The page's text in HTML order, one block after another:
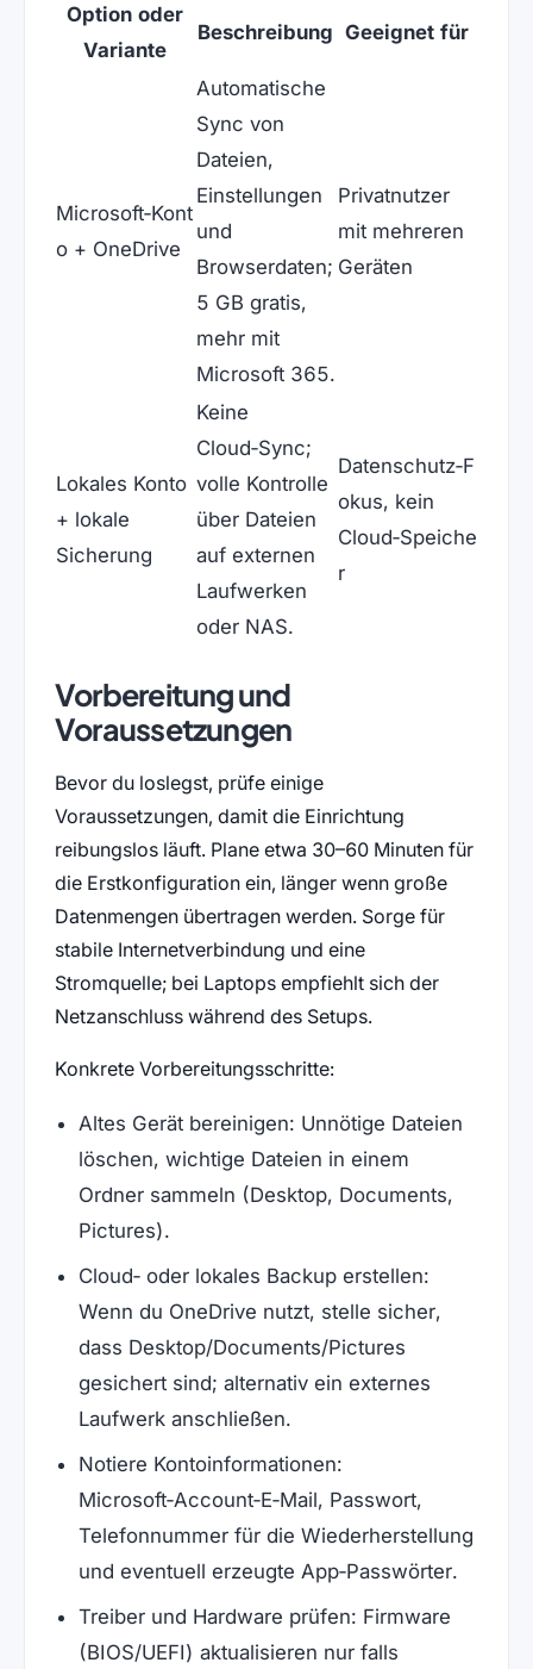
Option oder
Variante
Beschreibung Geeignet für
Microsoft‑Kont
o + OneDrive
Automatische
Sync von
Dateien,
Einstellungen
und
Browserdaten;
5 GB gratis,
mehr mit
Microsoft 365.
Privatnutzer
mit mehreren
Geräten
Lokales Konto
+ lokale
Sicherung
Keine
Cloud‑Sync;
volle Kontrolle
über Dateien
auf externen
Laufwerken
oder NAS.
Datenschutz‑F
okus, kein
Cloud‑Speiche
r
Vorbereitung und
Voraussetzungen
Bevor du loslegst, prüfe einige
Voraussetzungen, damit die Einrichtung
reibungslos läuft. Plane etwa 30–60 Minuten für
die Erstkonfiguration ein, länger wenn große
Datenmengen übertragen werden. Sorge für
stabile Internetverbindung und eine
Stromquelle; bei Laptops empfiehlt sich der
Netzanschluss während des Setups.
Konkrete Vorbereitungsschritte:
Altes Gerät bereinigen: Unnötige Dateien
löschen, wichtige Dateien in einem
Ordner sammeln (Desktop, Documents,
Pictures).
Cloud‑ oder lokales Backup erstellen:
Wenn du OneDrive nutzt, stelle sicher,
dass Desktop/Documents/Pictures
gesichert sind; alternativ ein externes
Laufwerk anschließen.
Notiere Kontoinformationen:
Microsoft‑Account‑E‑Mail, Passwort,
Telefonnummer für die Wiederherstellung
und eventuell erzeugte App‑Passwörter.
Treiber und Hardware prüfen: Firmware
(BIOS/UEFI) aktualisieren nur falls